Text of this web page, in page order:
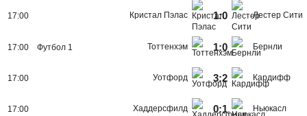
17:00 Кристал Пэлас 1:0 Лестер Сити
17:00 Футбол 1 Тоттенхэм 1:0 Бернли
17:00 Уотфорд 3:2 Кардифф
17:00 Хаддерсфилд 0:1 Ньюкасл